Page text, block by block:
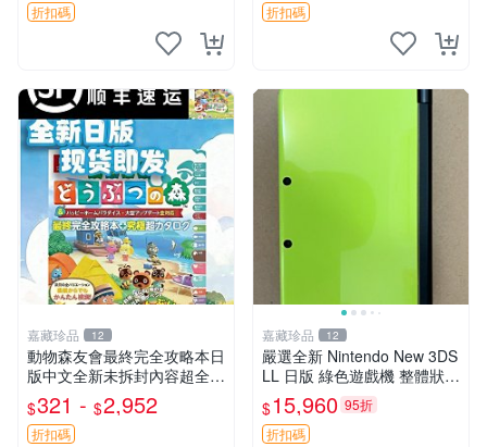
折扣碼
狀況以及是否存在官瑕等問
折扣碼
嘉藏珍品 12
動物森友會最終完全攻略本日
版中文全新未拆封內容超全適
合收藏或送禮機器人機型通用
支持簡體中文日版港版 最終
完全攻略本 機器人 港版
$321 - $2,952
折扣碼
嘉藏珍品 12
嚴選全新 Nintendo New 3DS
LL 日版 綠色遊戲機 整體狀態
佳 按鈕順暢 附原裝64G存儲
卡 配備保護膜 屏幕清晰 輕便
易攜帶 新3d
$15,960 95折
折扣碼